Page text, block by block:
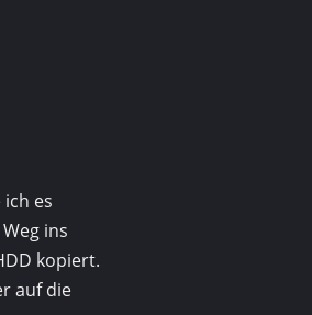
es
ins
kopiert.
auf die